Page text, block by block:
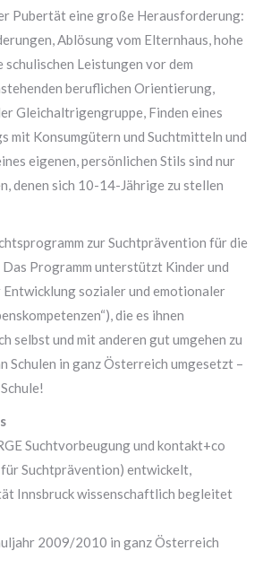
Pubertät eine große Herausforderung:
Ablösung vom Elternhaus, hohe
schulischen Leistungen vor dem
beruflichen Orientierung,
Gleichaltrigengruppe, Finden eines
mit Konsumgütern und Suchtmitteln und
eigenen, persönlichen Stils sind nur
denen sich 10-14-Jährige zu stellen
zur Suchtprävention für die
Das Programm unterstützt Kinder und
Entwicklung sozialer und emotionaler
die es ihnen
selbst und mit anderen gut umgehen zu
Schulen in ganz Österreich umgesetzt –
Suchtvorbeugung und kontakt+co
Suchtprävention) entwickelt,
Innsbruck wissenschaftlich begleitet
2009/2010 in ganz Österreich